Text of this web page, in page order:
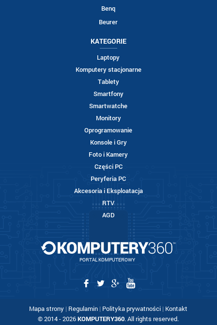
Benq
Beurer
KATEGORIE
Laptopy
Komputery stacjonarne
Tablety
Smartfony
Smartwatche
Monitory
Oprogramowanie
Konsole i Gry
Foto i Kamery
Części PC
Peryferia PC
Akcesoria i Eksploatacja
RTV
AGD
PORTAL KOMPUTEROWY
Mapa strony | Regulamin | Polityka prywatności | Kontakt
© 2014 - 2026KOMPUTERY360. All rights reserved.